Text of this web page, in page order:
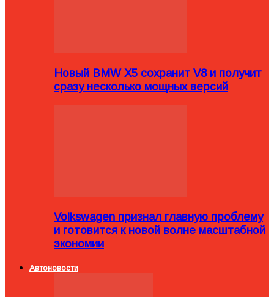
Новый BMW X5 сохранит V8 и получит
сразу несколько мощных версий
Volkswagen признал главную проблему
и готовится к новой волне масштабной
экономии
Автоновости